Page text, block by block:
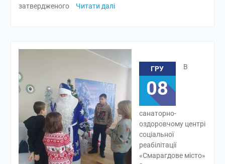
затвердженого
Читати далі
ГРУ
08
В
санаторно-
оздоровчому центрі
соціальної
реабілітації
«Смарагдове місто»